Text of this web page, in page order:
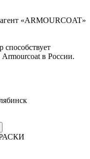
«ARMOURCOAT»
в России.